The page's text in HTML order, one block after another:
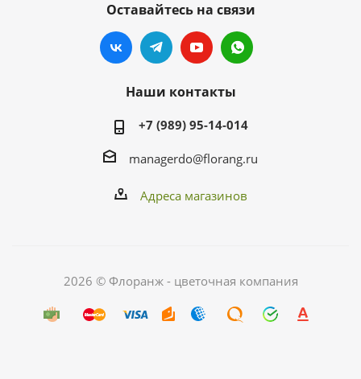
Оставайтесь на связи
Наши контакты
+7 (989) 95-14-014
managerdo@florang.ru
Адреса магазинов
2026 © Флоранж - цветочная компания